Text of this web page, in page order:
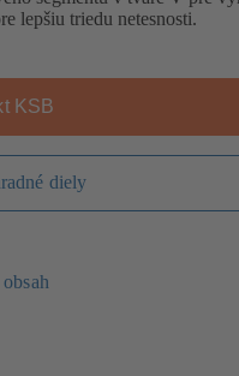
lepšiu triedu netesnosti.
KSB
diely